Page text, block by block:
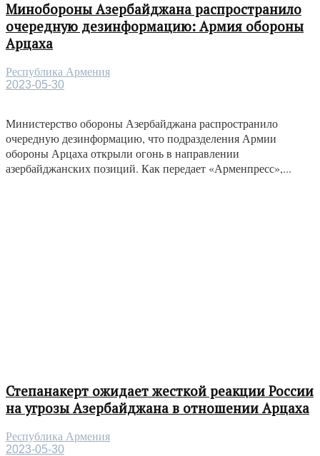
Минобороны Азербайджана распространило
очередную дезинформацию: Армия обороны
Арцаха
Республика Армения
2023-05-30
Министерство обороны Азербайджана распространило
очередную дезинформацию, что подразделения Армии
обороны Арцаха открыли огонь в направлении
азербайджанских позиций. Как передает «Арменпресс»,...
Степанакерт ожидает жесткой реакции России
на угрозы Азербайджана в отношении Арцаха
Республика Армения
2023-05-30